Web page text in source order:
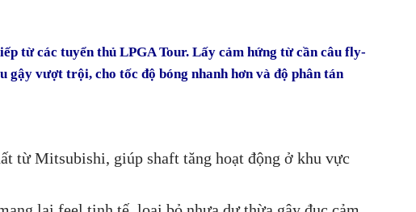
từ các tuyển thủ LPGA Tour. Lấy cảm hứng từ cần câu fly-
gậy vượt trội, cho tốc độ bóng nhanh hơn và độ phân tán
từ Mitsubishi, giúp shaft tăng hoạt động ở khu vực